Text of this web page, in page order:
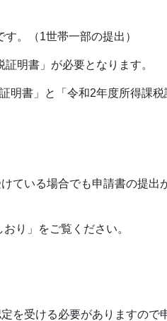
。（1世帯一部の提出）
明書」が必要となります。
書」と「令和2年度所得課税
ている場合でも申請書の提出
り」をご覧ください。
を受ける必要がありますので